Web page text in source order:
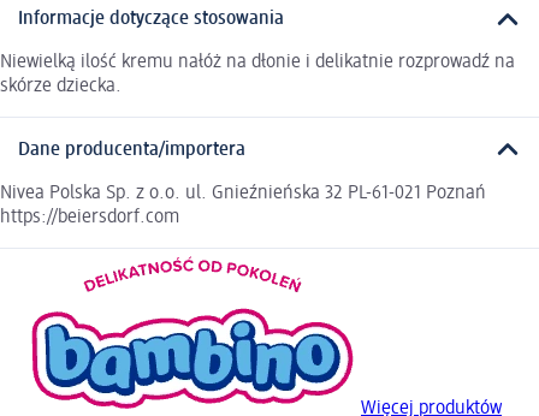
Informacje dotyczące stosowania
Niewielką ilość kremu nałóż na dłonie i delikatnie rozprowadź na
skórze dziecka.
Dane producenta/importera
Nivea Polska Sp. z o.o. ul. Gnieźnieńska 32 PL-61-021 Poznań
https://beiersdorf.com
Więcej produktów